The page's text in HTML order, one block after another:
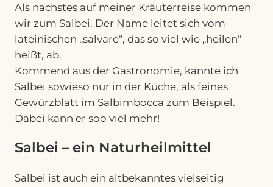
Als nächstes auf meiner Kräuterreise kommen
wir zum Salbei. Der Name leitet sich vom
lateinischen „salvare“, das so viel wie „heilen“
heißt, ab.
Kommend aus der Gastronomie, kannte ich
Salbei sowieso nur in der Küche, als feines
Gewürzblatt im Salbimbocca zum Beispiel.
Dabei kann er soo viel mehr!
Salbei – ein Naturheilmittel
Salbei ist auch ein altbekanntes vielseitig